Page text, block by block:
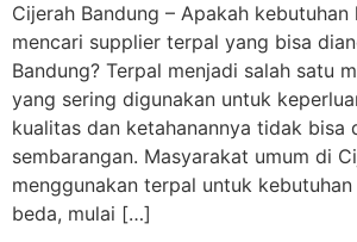
Cijerah Bandung – Apakah kebutuhan
mencari supplier terpal yang bisa
Bandung? Terpal menjadi salah satu
yang sering digunakan untuk
kualitas dan ketahanannya tidak bisa
sembarangan. Masyarakat umum di
menggunakan terpal untuk
beda, mulai […]